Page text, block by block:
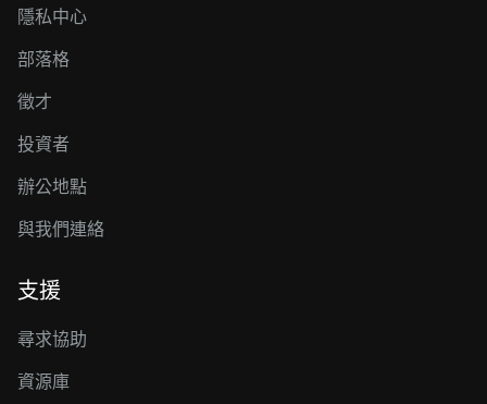
隱私中心
部落格
徵才
投資者
辦公地點
與我們連絡
支援
尋求協助
資源庫